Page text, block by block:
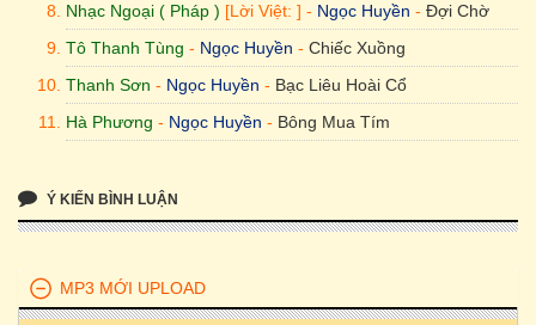
Nhạc Ngoại ( Pháp ) [Lời Việt: ] - Ngọc Huyền - Đợi Chờ
Tô Thanh Tùng - Ngọc Huyền - Chiếc Xuồng
Thanh Sơn - Ngọc Huyền - Bạc Liêu Hoài Cổ
Hà Phương - Ngọc Huyền - Bông Mua Tím
Ý KIẾN BÌNH LUẬN
MP3 MỚI UPLOAD